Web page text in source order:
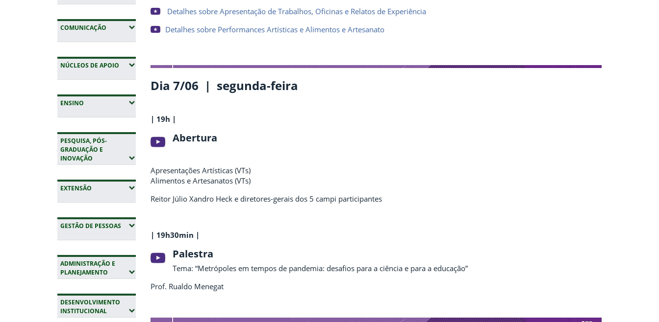
COMUNICAÇÃO (EXPANDIR SUBMENUS)
NÚCLEOS DE APOIO (EXPANDIR SUBMENUS)
ENSINO (EXPANDIR SUBMENUS)
PESQUISA, PÓS-
GRADUAÇÃO E
INOVAÇÃO (EXPANDIR SUBMENUS)
EXTENSÃO (EXPANDIR SUBMENUS)
GESTÃO DE PESSOAS (EXPANDIR SUBMENUS)
ADMINISTRAÇÃO E
PLANEJAMENTO (EXPANDIR SUBMENUS)
DESENVOLVIMENTO
INSTITUCIONAL(EXPANDIR SUBMENUS)
Detalhes sobre Apresentação de Trabalhos, Oficinas e Relatos de Experiência
Detalhes sobre Performances Artísticas e Alimentos e Artesanato
Dia 7/06 | segunda-feira
| 19h |
Abertura
Apresentações Artísticas (VTs)
Alimentos e Artesanatos (VTs)
Reitor Júlio Xandro Heck e diretores-gerais dos 5 campi participantes
| 19h30min |
Palestra
Tema: “Metrópoles em tempos de pandemia: desafios para a ciência e para a educação”
Prof. Rualdo Menegat